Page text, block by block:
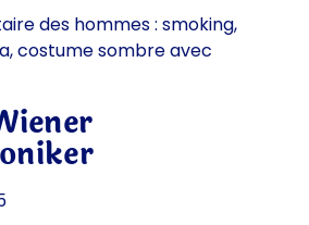
des hommes : smoking,
costume sombre avec